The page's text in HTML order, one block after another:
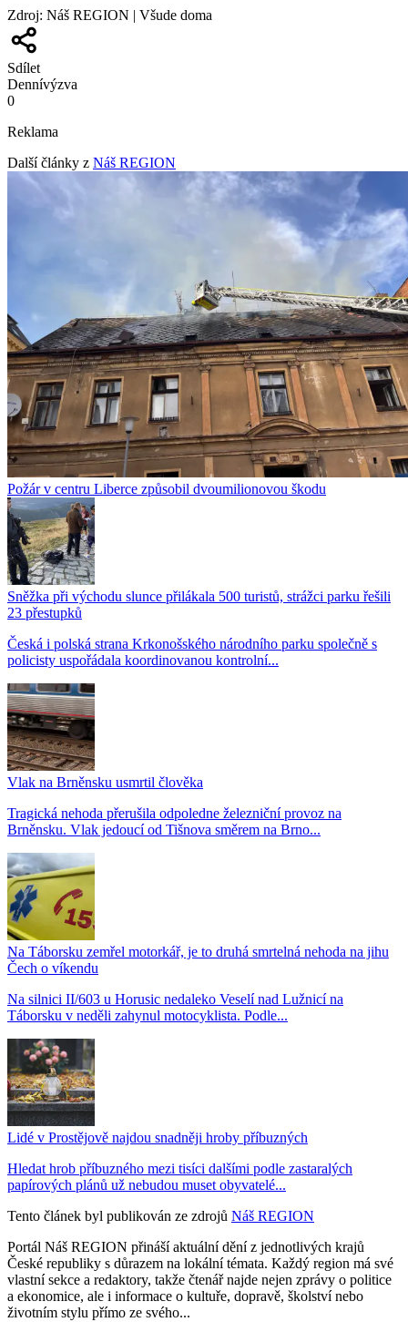
Zdroj: Náš REGION | Všude doma
Sdílet
Dennívýzva
0
Reklama
Další články z Náš REGION
Požár v centru Liberce způsobil dvoumilionovou škodu
Sněžka při východu slunce přilákala 500 turistů, strážci parku řešili
23 přestupků
Česká i polská strana Krkonošského národního parku společně s
policisty uspořádala koordinovanou kontrolní...
Vlak na Brněnsku usmrtil člověka
Tragická nehoda přerušila odpoledne železniční provoz na
Brněnsku. Vlak jedoucí od Tišnova směrem na Brno...
Na Táborsku zemřel motorkář, je to druhá smrtelná nehoda na jihu
Čech o víkendu
Na silnici II/603 u Horusic nedaleko Veselí nad Lužnicí na
Táborsku v neděli zahynul motocyklista. Podle...
Lidé v Prostějově najdou snadněji hroby příbuzných
Hledat hrob příbuzného mezi tisíci dalšími podle zastaralých
papírových plánů už nebudou muset obyvatelé...
Tento článek byl publikován ze zdrojů Náš REGION
Portál Náš REGION přináší aktuální dění z jednotlivých krajů
České republiky s důrazem na lokální témata. Každý region má své
vlastní sekce a redaktory, takže čtenář najde nejen zprávy o politice
a ekonomice, ale i informace o kultuře, dopravě, školství nebo
životním stylu přímo ze svého...